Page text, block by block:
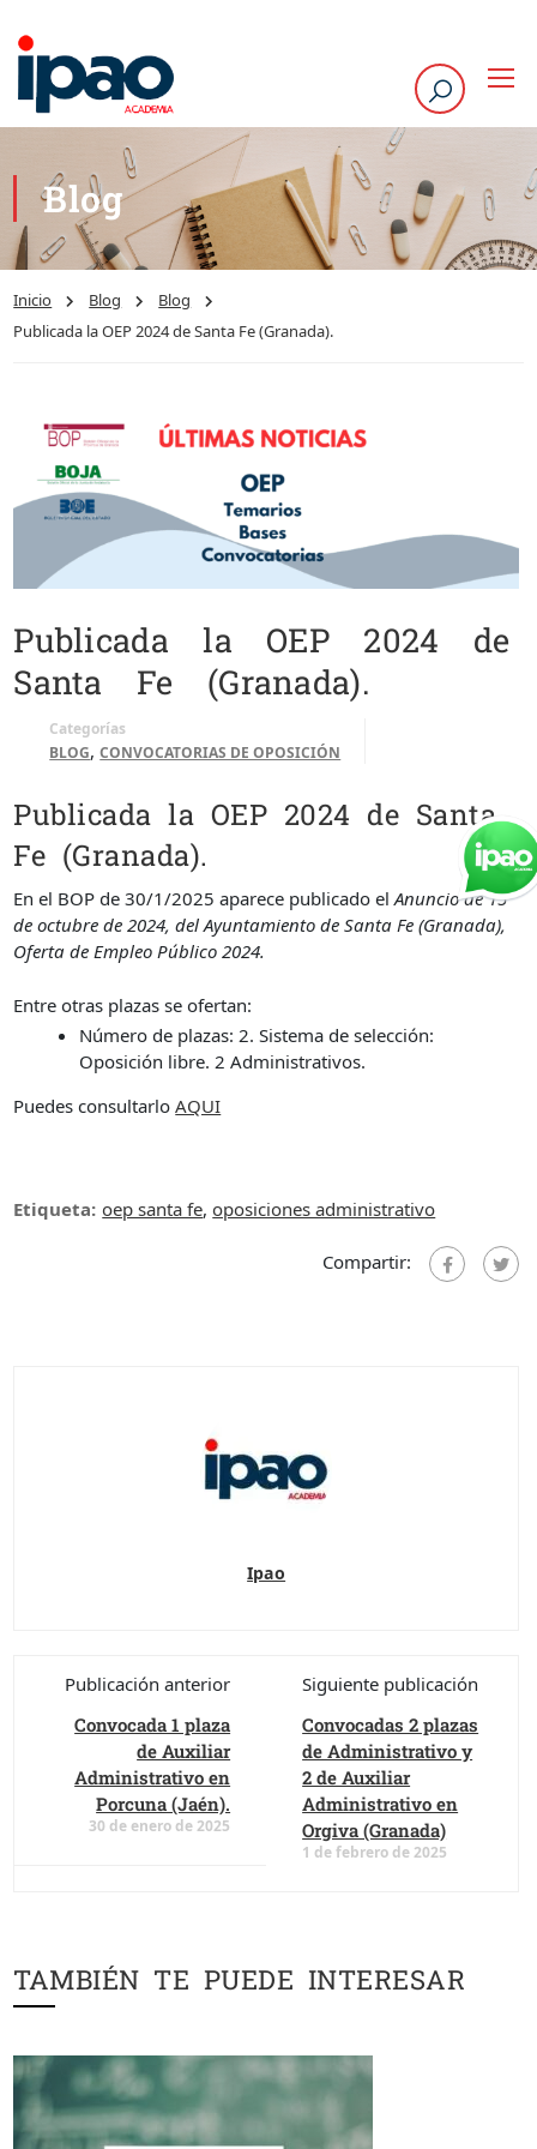
Blog
Inicio Blog
Blog
Publicada la OEP 2024 de Santa Fe (Granada).
Publicada la OEP 2024 de
Santa Fe (Granada).
Categorías
BLOG,CONVOCATORIAS DE OPOSICIÓN
Publicada la OEP 2024 de Santa
Fe (Granada).
En el BOP de 30/1/2025 aparece publicado elAnuncio de 15
de octubre de 2024, del Ayuntamiento de Santa Fe (Granada),
Oferta de Empleo Público 2024.
Entre otras plazas se ofertan:
Número de plazas: 2. Sistema de selección:
Oposición libre. 2 Administrativos.
Puedes consultarloAQUI
Etiqueta: oep santa fe,oposiciones administrativo
Compartir:
Ipao
Publicación anterior
Convocada 1 plaza
de Auxiliar
Administrativo en
Porcuna (Jaén).
30 de enero de 2025
Siguiente publicación
Convocadas 2 plazas
de Administrativo y
2 de Auxiliar
Administrativo en
Orgiva (Granada)
1 de febrero de 2025
TAMBIÉN TE PUEDE INTERESAR